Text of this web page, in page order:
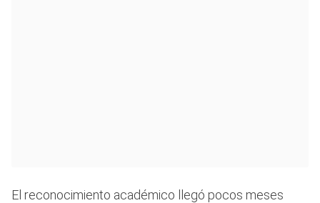
El reconocimiento académico llegó pocos meses